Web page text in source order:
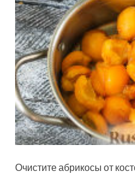
Очистите абрикосы от